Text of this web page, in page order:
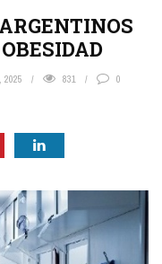
2025 831 0